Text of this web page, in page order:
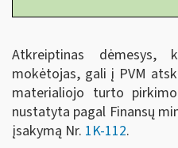
Atkreiptinas dėmesys,
mokėtojas, gali į PVM
materialiojo turto
nustatyta pagal Finansų
įsakymą Nr. 1K-112.